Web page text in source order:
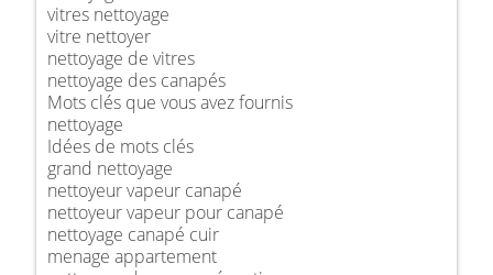
vitres nettoyage
vitre nettoyer
nettoyage de vitres
nettoyage des canapés
Mots clés que vous avez fournis
nettoyage
Idées de mots clés
grand nettoyage
nettoyeur vapeur canapé
nettoyeur vapeur pour canapé
nettoyage canapé cuir
menage appartement